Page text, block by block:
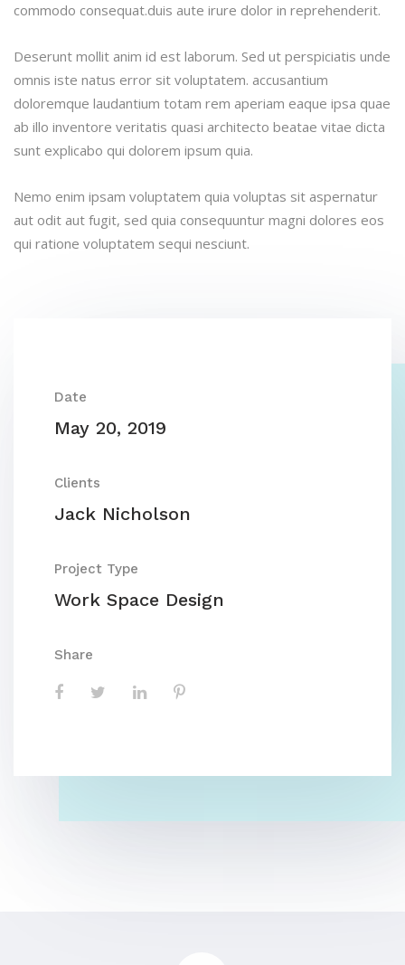
commodo consequat.duis aute irure dolor in reprehenderit.
Deserunt mollit anim id est laborum. Sed ut perspiciatis unde
omnis iste natus error sit voluptatem. accusantium
doloremque laudantium totam rem aperiam eaque ipsa quae
ab illo inventore veritatis quasi architecto beatae vitae dicta
sunt explicabo qui dolorem ipsum quia.
Nemo enim ipsam voluptatem quia voluptas sit aspernatur
aut odit aut fugit, sed quia consequuntur magni dolores eos
qui ratione voluptatem sequi nesciunt.
Date
May 20, 2019
Clients
Jack Nicholson
Project Type
Work Space Design
Share